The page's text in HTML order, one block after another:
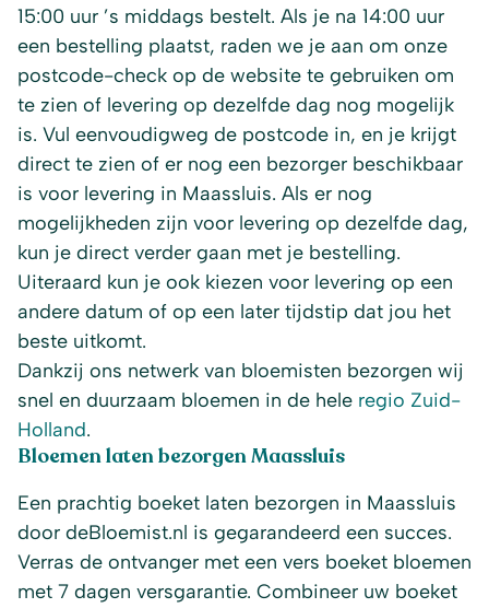
15:00 uur ’s middags bestelt. Als je na 14:00 uur
een bestelling plaatst, raden we je aan om onze
postcode-check op de website te gebruiken om
te zien of levering op dezelfde dag nog mogelijk
is. Vul eenvoudigweg de postcode in, en je krijgt
direct te zien of er nog een bezorger beschikbaar
is voor levering in Maassluis. Als er nog
mogelijkheden zijn voor levering op dezelfde dag,
kun je direct verder gaan met je bestelling.
Uiteraard kun je ook kiezen voor levering op een
andere datum of op een later tijdstip dat jou het
beste uitkomt.
Dankzij ons netwerk van bloemisten bezorgen wij
snel en duurzaam bloemen in de hele regio Zuid-
Holland.
Bloemen laten bezorgen Maassluis
Een prachtig boeket laten bezorgen in Maassluis
door deBloemist.nl is gegarandeerd een succes.
Verras de ontvanger met een vers boeket bloemen
met 7 dagen versgarantie. Combineer uw boeket